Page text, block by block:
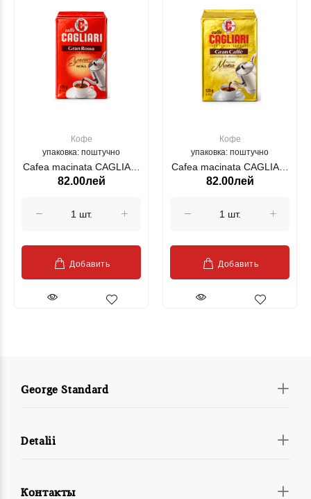
Кофе
упаковка: поштучно
Cafea macinata CAGLIARI
Gran Rossa 125 g
82.00лей
Добавить
Кофе
упаковка: поштучно
Cafea macinata CAGLIARI
Gran Caffe 125 g
82.00лей
Добавить
George Standard
Detalii
Контакты